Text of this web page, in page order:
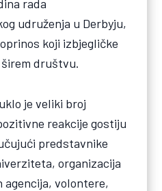
rada
udruženja u Derbyju,
koji izbjegličke
društvu.
je veliki broj
reakcije gostiju
predstavnike
organizacija
volontere,